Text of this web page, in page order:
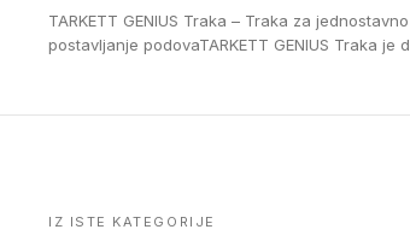
16 cm. Poste i verzije od aluminijuma za oblasti
opterećenjem. Postavljaju se na postojeći pod.
TARKETT GENIUS Traka – Traka za
postavljanje podovaTARKETT GENIUS Traka je
IZ ISTE KATEGORIJE